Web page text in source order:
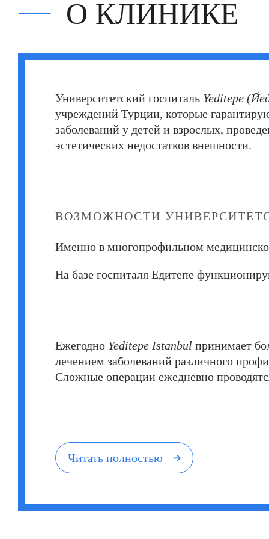
Хале Башак Чалар (Hale Basak Caglar)
О КЛИНИКЕ
Университетский госпиталь Yeditepe
учреждений Турции, которые
заболеваний у детей и взрослых,
эстетических недостатков внешности.
ВОЗМОЖНОСТИ
Именно в многопрофильном
На базе госпиталя Едитепе
Ежегодно Yeditepe Istanbul принимает
лечением заболеваний различного
Сложные операции ежедневно
Читать полностью